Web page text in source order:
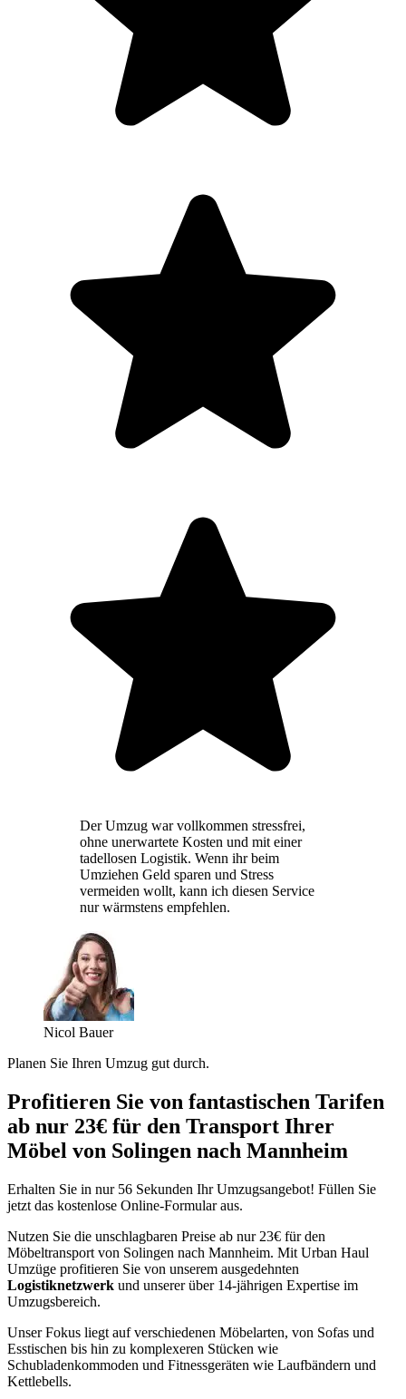
Der Umzug war vollkommen stressfrei,
ohne unerwartete Kosten und mit einer
tadellosen Logistik. Wenn ihr beim
Umziehen Geld sparen und Stress
vermeiden wollt, kann ich diesen Service
nur wärmstens empfehlen.
Nicol Bauer
Planen Sie Ihren Umzug gut durch.
Profitieren Sie von fantastischen Tarifen
ab nur 23€ für den Transport Ihrer
Möbel von Solingen nach Mannheim
Erhalten Sie in nur 56 Sekunden Ihr Umzugsangebot! Füllen Sie
jetzt das kostenlose Online-Formular aus.
Nutzen Sie die unschlagbaren Preise ab nur 23€ für den
Möbeltransport von Solingen nach Mannheim. Mit Urban Haul
Umzüge profitieren Sie von unserem ausgedehnten
Logistiknetzwerk und unserer über 14-jährigen Expertise im
Umzugsbereich.
Unser Fokus liegt auf verschiedenen Möbelarten, von Sofas und
Esstischen bis hin zu komplexeren Stücken wie
Schubladenkommoden und Fitnessgeräten wie Laufbändern und
Kettlebells.